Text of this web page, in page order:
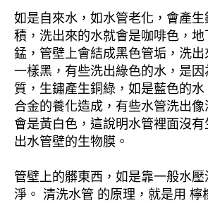
如是自來水，如水管老化，會產
積，洗出來的水就會是咖啡色，地
錳，管壁上會結成黑色管垢，洗
一樣黑，有些洗出綠色的水，是
質，生鏽產生銅綠，如是藍色的
合金的養化造成，有些水管洗出
會是黃白色，這說明水管裡面沒
出水管壁的生物膜。
管壁上的髒東西，如是靠一般水
淨。 清洗水管 的原理，就是用 檸